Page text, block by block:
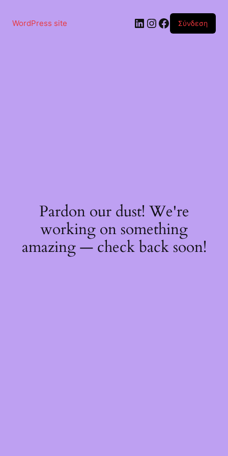
περιεχόμενο
WordPress site Linkedin
Instagram
Facebook
Σύνδεση
Pardon our dust! We're
working on something
amazing — check back soon!